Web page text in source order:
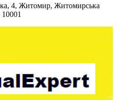
4, Житомир, Житомирська
10001